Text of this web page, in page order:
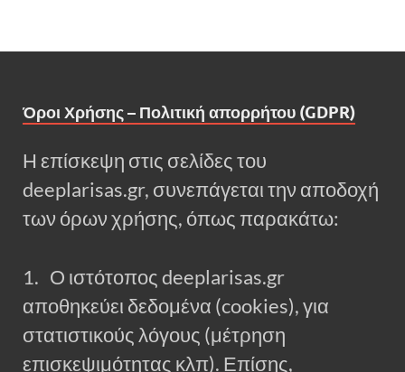
Όροι Χρήσης – Πολιτική απορρήτου (GDPR)
Η επίσκεψη στις σελίδες του
deeplarisas.gr, συνεπάγεται την αποδοχή
των όρων χρήσης, όπως παρακάτω:
1. Ο ιστότοπος deeplarisas.gr
αποθηκεύει δεδομένα (cookies), για
στατιστικούς λόγους (μέτρηση
επισκεψιμότητας κλπ). Επίσης,